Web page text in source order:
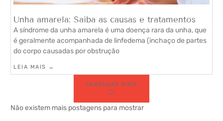
Unha amarela: Saiba as causas e tratamentos
A síndrome da unha amarela é uma doença rara da unha, que
é geralmente acompanhada de linfedema (inchaço de partes
do corpo causadas por obstrução
LEIA MAIS →
CARREGAR MAIS
Não existem mais postagens para mostrar